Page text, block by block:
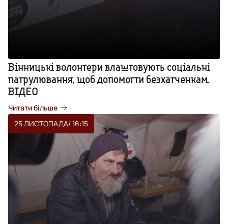
Вінницькі волонтери влаштовують соціальні
патрулювання, щоб допомогти безхатченкам.
ВІДЕО
Читати більше
25 ЛИСТОПАДА/ 16:15